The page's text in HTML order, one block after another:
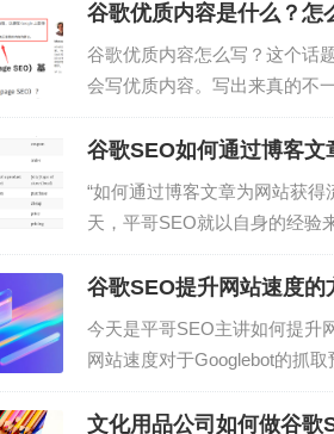
谷歌优质内容是什么？怎
谷歌优质内容怎么写？这个话
会写优质内容。写出来真的不
遍，当然最重要的是跟着方法
可能会说，哦！原来你是小白
然后永远保持0的心态学习）
谷歌SEO如何通过博客文
“如何通过博客文章为网站获
天，平哥SEO就以自身的经验
是博客文章我相信点开这篇文
洁的定义：1、发布在网站blog
问，具有教育性质；3、字数
谷歌SEO提升网站速度的
今天是平哥SEO主讲如何提升
网站速度对于Googlebot的抓
来聊下如何提升网站速度。一
业的说法是页面的加载速度，
文化用品公司如何做谷歌